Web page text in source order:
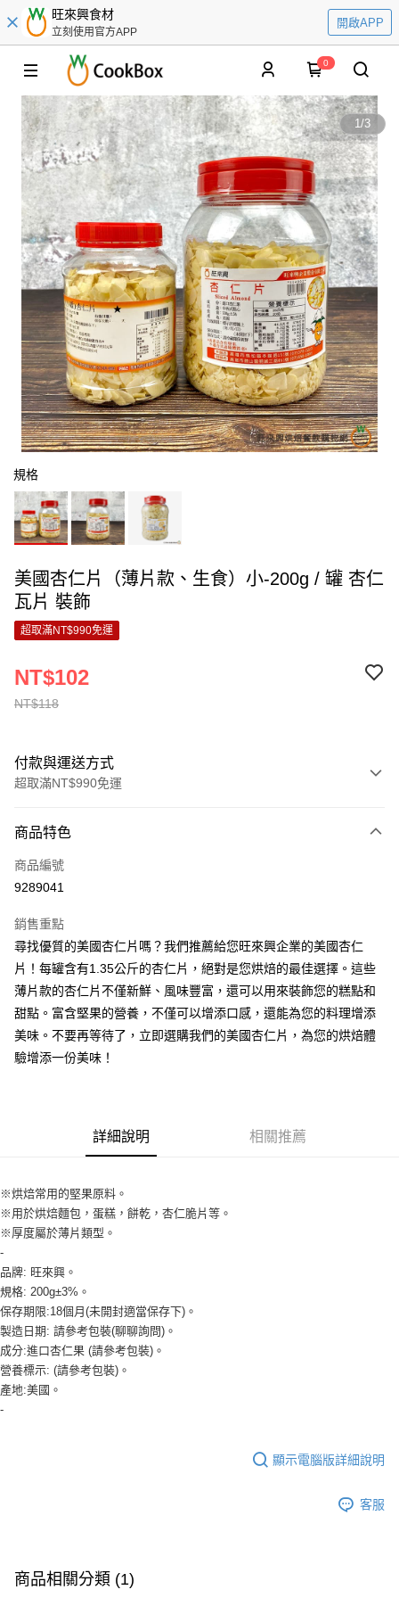
旺來興食材
立刻使用官方APP
開啟APP
0
1/3
規格
美國杏仁片（薄片款、生食）小-200g / 罐 杏仁
瓦片 裝飾
超取滿NT$990免運
NT$118
NT$102
付款與運送方式
超取滿NT$990免運
信用卡一次付款
超商取貨付款
Apple Pay
街口支付
悠遊付
全盈+PAY
AFTEE先享後付是「在收到商品之後才付款」的支付方式。 讓您購物簡單
３．安心：先確認商品／服務後，再付款。
【「AFTEE先享後付」結帳流程】
２．訂單成立數日內，您將收到繳費通知簡訊。
３．收到繳費通知簡訊後14天內，點擊此簡訊中的連結，可透過四大超商／
ATM／網路銀行／等多元方式進行付款，方視為交易完成。
※ 請注意：結帳手續完成當下不需立刻繳費，但若您需要取消訂單，請聯絡
購買商品的店家。未經商家同意取消之訂單仍視為有效，需透過AFTEE先享
後付繳納相關費用。
※ 交易是否成功請以「AFTEE先享後付 」之結帳頁面顯示為準，若有關於
是否繳費成功／繳費後需取消欲退款等相關疑問，請聯繫「AFTEE先享後付
１．透過由恩沛科技股份有限公司提供之「AFTEE先享後付」服務完成之交
易，需依本服務之必要範圍內提供個人資料，並將交易相關給付款項請求債
４．使用「AFTEE先享後付」時，將依據個別帳號之用戶狀況，依本公司即
全家取貨付款-重量限制含紙箱10kg，請控制商品重量在9~9.5
kg
付款後全家取貨-重量限制含紙箱10kg，請控制商品重量在9~
9.5kg
每筆NT$90，滿NT$990(含以上)免運費
7-11取貨付款-重量限制含紙箱10kg，請控制商品重量在9~9.5
kg
離島客戶-中華郵政
商品特色
商品編號
9289041
銷售重點
尋找優質的美國杏仁片嗎？我們推薦給您旺來興企業的美國杏仁
片！每罐含有1.35公斤的杏仁片，絕對是您烘焙的最佳選擇。這些
薄片款的杏仁片不僅新鮮、風味豐富，還可以用來裝飾您的糕點和
甜點。富含堅果的營養，不僅可以增添口感，還能為您的料理增添
美味。不要再等待了，立即選購我們的美國杏仁片，為您的烘焙體
驗增添一份美味！
詳細說明 相關推薦
※烘焙常用的堅果原料。
※用於烘焙麵包，蛋糕，餅乾，杏仁脆片等。
※厚度屬於薄片類型。
-
品牌: 旺來興。
規格: 200g±3%。
保存期限:18個月(未開封適當保存下)。
製造日期: 請參考包裝(聊聊詢問)。
成分:進口杏仁果 (請參考包裝)。
營養標示: (請參考包裝)。
產地:美國。
-
顯示電腦版詳細說明
客服
商品相關分類 (1)